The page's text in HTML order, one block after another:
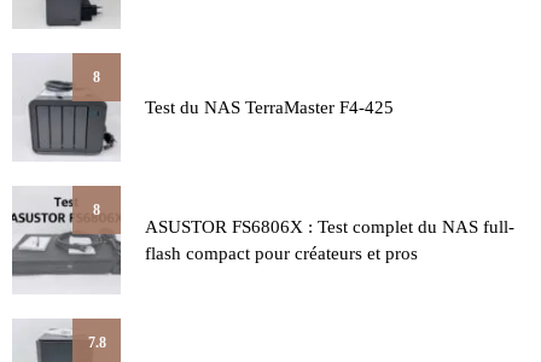
8
Test du NAS TerraMaster F4-425
8
ASUSTOR FS6806X : Test complet du NAS full-
flash compact pour créateurs et pros
7.8